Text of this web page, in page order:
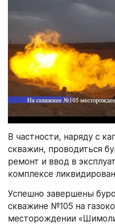
В частности, наряду с
скважин, проводиться
ремонт и ввод в
комплексе
Успешно завершены
скважине №105 на
месторождении